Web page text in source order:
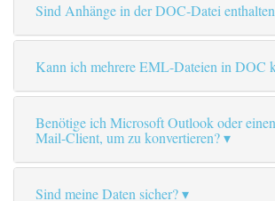
Sind Anhänge in der DOC-Datei
Kann ich mehrere EML-Dateien in DOC
Benötige ich Microsoft Outlook oder
Mail-Client, um zu konvertieren?
Sind meine Daten sicher?